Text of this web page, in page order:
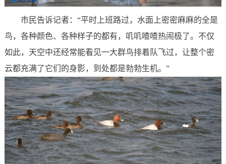
市民告诉记者：“平时上班路过，水面上密密麻麻的全是
鸟，各种颜色、各种样子的都有，叽叽喳喳热闹极了。不仅
如此，天空中还经常能看见一大群鸟排着队飞过，让整个密
云都充满了它们的身影，到处都是勃勃生机。”